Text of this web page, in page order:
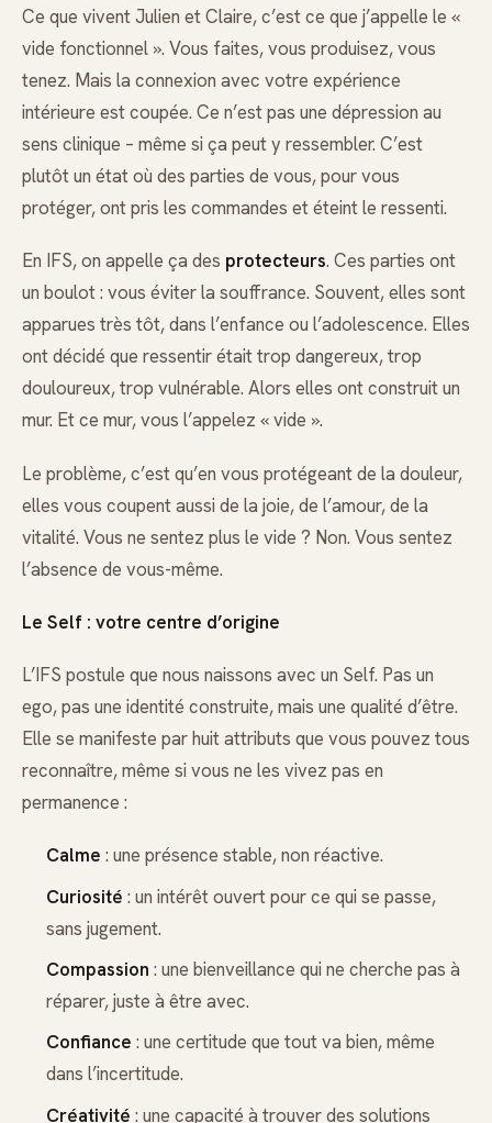
Ce que vivent Julien et Claire, c’est ce que j’appelle le «
vide fonctionnel ». Vous faites, vous produisez, vous
tenez. Mais la connexion avec votre expérience
intérieure est coupée. Ce n’est pas une dépression au
sens clinique – même si ça peut y ressembler. C’est
plutôt un état où des parties de vous, pour vous
protéger, ont pris les commandes et éteint le ressenti.
En IFS, on appelle ça des protecteurs. Ces parties ont
un boulot : vous éviter la souffrance. Souvent, elles sont
apparues très tôt, dans l’enfance ou l’adolescence. Elles
ont décidé que ressentir était trop dangereux, trop
douloureux, trop vulnérable. Alors elles ont construit un
mur. Et ce mur, vous l’appelez « vide ».
Le problème, c’est qu’en vous protégeant de la douleur,
elles vous coupent aussi de la joie, de l’amour, de la
vitalité. Vous ne sentez plus le vide ? Non. Vous sentez
l’absence de vous-même.
Le Self : votre centre d’origine
L’IFS postule que nous naissons avec un Self. Pas un
ego, pas une identité construite, mais une qualité d’être.
Elle se manifeste par huit attributs que vous pouvez tous
reconnaître, même si vous ne les vivez pas en
permanence :
Calme : une présence stable, non réactive.
Curiosité : un intérêt ouvert pour ce qui se passe,
sans jugement.
Compassion : une bienveillance qui ne cherche pas à
réparer, juste à être avec.
Confiance : une certitude que tout va bien, même
dans l’incertitude.
Créativité : une capacité à trouver des solutions